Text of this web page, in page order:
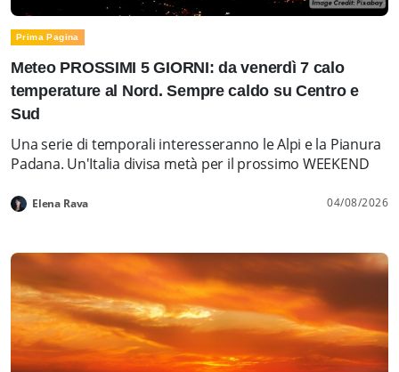
Prima Pagina
Meteo PROSSIMI 5 GIORNI: da venerdì 7 calo
temperature al Nord. Sempre caldo su Centro e
Sud
Una serie di temporali interesseranno le Alpi e la Pianura
Padana. Un'Italia divisa metà per il prossimo WEEKEND
Elena Rava 04/08/2026